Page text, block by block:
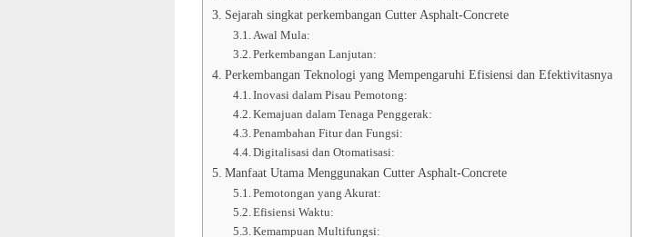
Sejarah singkat perkembangan Cutter Asphalt-Concrete
Awal Mula:
Perkembangan Lanjutan:
Perkembangan Teknologi yang Mempengaruhi Efisiensi dan Efektivitasnya
Inovasi dalam Pisau Pemotong:
Kemajuan dalam Tenaga Penggerak:
Penambahan Fitur dan Fungsi:
Digitalisasi dan Otomatisasi:
Manfaat Utama Menggunakan Cutter Asphalt-Concrete
Pemotongan yang Akurat:
Efisiensi Waktu:
Kemampuan Multifungsi: